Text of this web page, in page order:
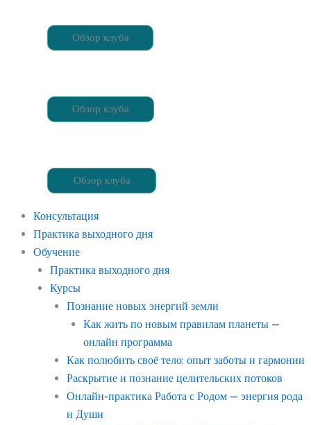
Обзор клуба
Обзор клуба
Обзор клуба
Консультация
Практика выходного дня
Обучение
Практика выходного дня
Курсы
Познание новых энергий земли
Как жить по новым правилам планеты —
онлайн программа
Как полюбить своё тело: опыт заботы и гармонии
Раскрытие и познание целительских потоков
Онлайн-практика Работа с Родом — энергия рода
и Души